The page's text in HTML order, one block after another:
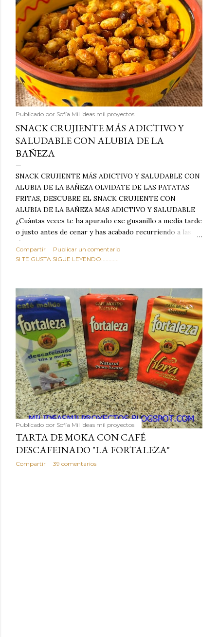
Publicado por Sofía Mil ideas mil proyectos
SNACK CRUJIENTE MÁS ADICTIVO Y
SALUDABLE CON ALUBIA DE LA
BAÑEZA
SNACK CRUJIENTE MÁS ADICTIVO Y SALUDABLE CON
ALUBIA DE LA BAÑEZA OLVIDATE DE LAS PATATAS
FRITAS, DESCUBRE EL SNACK CRUJIENTE CON
ALUBIA DE LA BAÑEZA MAS ADICTIVO Y SALUDABLE
¿Cuántas veces te ha apurado ese gusanillo a media tarde
o justo antes de cenar y has acabado recurriendo a las
típicas patatas de bolsa, frutos secos fritos o snacks
ultraprocesados llenos de grasas saturadas y sodio?
sabroso, con ese toque tostado y crujiente que tanto nos
satisface. Estas alubias crujientes al horno van a cambiar
por completo tu forma de ver las legumbres. Olvídate de
asociar las alubias únicamente a los guisos tradicionales y
copiosos de invierno. Con esta receta simple pero
revolucionaria, transformaremos un ingrediente tan
humilde como la alubia de La Bañeza en un snack ligero,
dorado, cargado de proteína y 100% natural. Es el
sustituto perfecto a los frutos se...
Compartir
Publicar un comentario
SI TE GUSTA SIGUE LEYENDO............
Publicado por Sofía Mil ideas mil proyectos
TARTA DE MOKA CON CAFÉ
DESCAFEINADO "LA FORTALEZA"
Compartir 39 comentarios